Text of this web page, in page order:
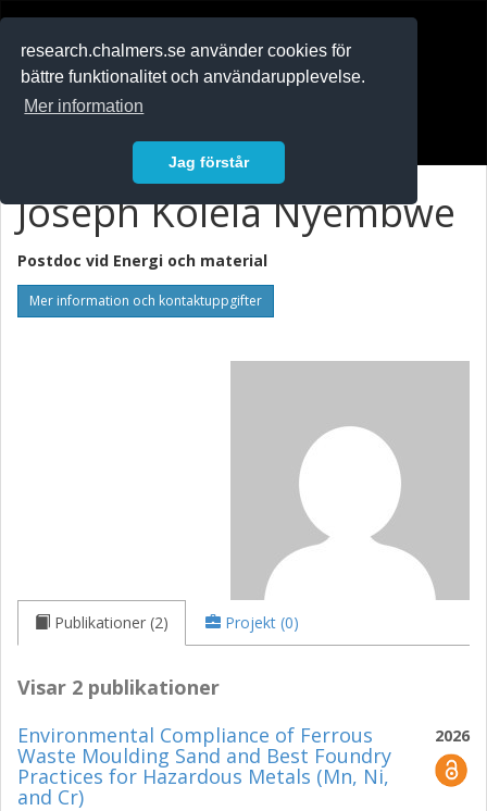
research.chalmers.se använder cookies för
bättre funktionalitet och användarupplevelse.
Mer information
Jag förstår
Joseph Kolela Nyembwe
Postdoc vid Energi och material
Mer information och kontaktuppgifter
Publikationer (2) Projekt (0)
Visar 2 publikationer
2026
Environmental Compliance of Ferrous
Waste Moulding Sand and Best Foundry
Practices for Hazardous Metals (Mn, Ni,
and Cr)